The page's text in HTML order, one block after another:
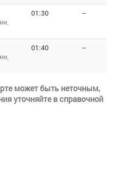
01:30 --
01:40 --
может быть неточным,
уточняйте в справочной